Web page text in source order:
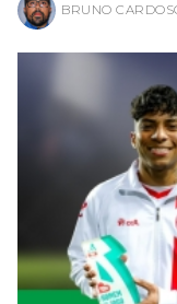
BRUNO